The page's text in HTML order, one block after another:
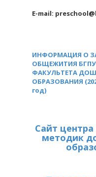
E-mail:
ИНФОРМАЦИЯ О
ОБЩЕЖИТИЯ
ФАКУЛЬТЕТА
ОБРАЗОВАНИЯ
год)
Сайт
методик